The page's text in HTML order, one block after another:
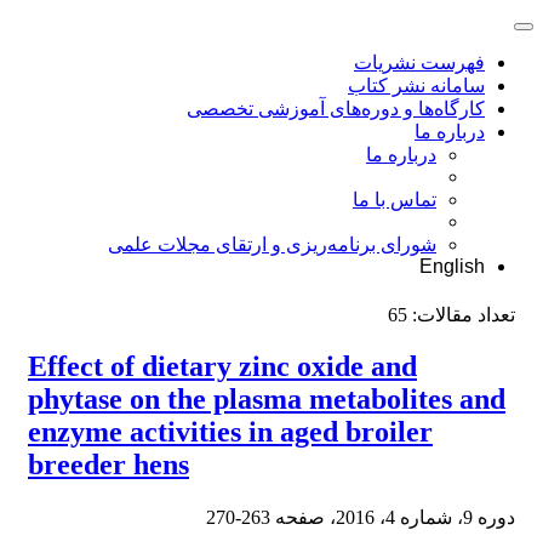
فهرست نشریات
سامانه نشر کتاب
کارگاه‌ها و دوره‌های آموزشی تخصصی
درباره ما
درباره ما
تماس با ما
شورای برنامه‌ریزی و ارتقای مجلات علمی
English
تعداد مقالات: 65
Effect of dietary zinc oxide and
phytase on the plasma metabolites and
enzyme activities in aged broiler
breeder hens
دوره 9، شماره 4، 2016، صفحه 263-270